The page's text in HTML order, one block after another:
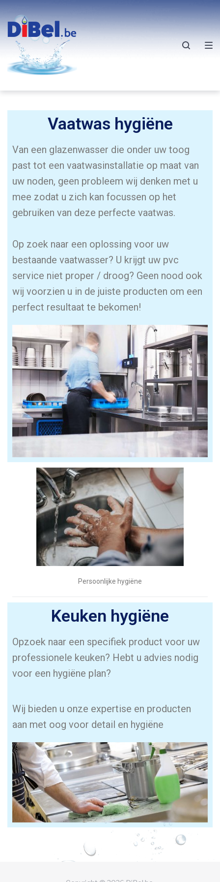
Vaatwas hygiëne
Van een glazenwasser die onder uw toog
past tot een vaatwasinstallatie op maat van
uw noden, geen probleem wij denken met u
mee zodat u zich kan focussen op het
gebruiken van deze perfecte vaatwas.
Op zoek naar een oplossing voor uw
bestaande vaatwasser? U krijgt uw pvc
service niet proper / droog? Geen nood ook
wij voorzien u in de juiste producten om een
perfect resultaat te bekomen!
Persoonlijke hygiëne
Keuken hygiëne
Opzoek naar een specifiek product voor uw
professionele keuken? Hebt u advies nodig
voor een hygiëne plan?
Wij bieden u onze expertise en producten
aan met oog voor detail en hygiëne